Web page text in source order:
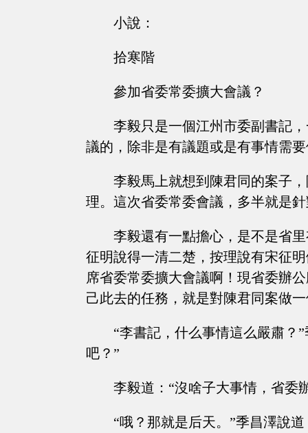
小說：
拾寒階
參加省委常委擴大會議？
李毅只是一個江州市委副書記
議的，除非是有議題或是有事情需
李毅馬上就想到陳君同的案子
理。這次省委常委會議，多半就是
李毅還有一點擔心，是不是省
征明說得一清二楚，按理說有宋征
席省委常委擴大會議啊！現省委辦
己此去的任務，就是對陳君同案做
“李書記，什么事情這么嚴肅？
吧？”
李毅道：“沒啥子大事情，省委
“哦？那就是后天。”季昌澤說